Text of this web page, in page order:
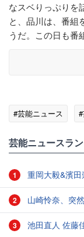
なスベりっぷり
と、品川は、番組
うだ。この日も番
#芸能ニュース
芸能ニュースラ
1 重岡大毅&濱
2 山崎怜奈、突
3 池田直人 佐藤